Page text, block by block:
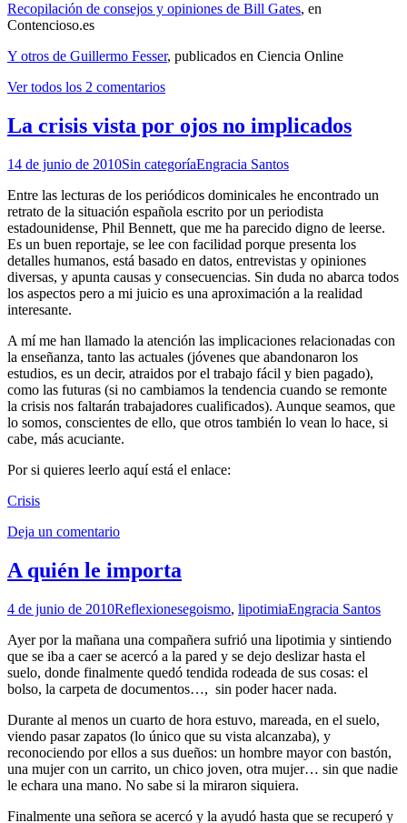
Recopilación de consejos y opiniones de Bill Gates, en
Contencioso.es
Y otros de Guillermo Fesser, publicados en Ciencia Online
Ver todos los 2 comentarios
La crisis vista por ojos no implicados
14 de junio de 2010Sin categoríaEngracia Santos
Entre las lecturas de los periódicos dominicales he encontrado un
retrato de la situación española escrito por un periodista
estadounidense, Phil Bennett, que me ha parecido digno de leerse.
Es un buen reportaje, se lee con facilidad porque presenta los
detalles humanos, está basado en datos, entrevistas y opiniones
diversas, y apunta causas y consecuencias. Sin duda no abarca todos
los aspectos pero a mi juicio es una aproximación a la realidad
interesante.
A mí me han llamado la atención las implicaciones relacionadas con
la enseñanza, tanto las actuales (jóvenes que abandonaron los
estudios, es un decir, atraidos por el trabajo fácil y bien pagado),
como las futuras (si no cambiamos la tendencia cuando se remonte
la crisis nos faltarán trabajadores cualificados). Aunque seamos, que
lo somos, conscientes de ello, que otros también lo vean lo hace, si
cabe, más acuciante.
Por si quieres leerlo aquí está el enlace:
Crisis
Deja un comentario
A quién le importa
4 de junio de 2010Reflexionesegoismo, lipotimiaEngracia Santos
Ayer por la mañana una compañera sufrió una lipotimia y sintiendo
que se iba a caer se acercó a la pared y se dejo deslizar hasta el
suelo, donde finalmente quedó tendida rodeada de sus cosas: el
bolso, la carpeta de documentos…, sin poder hacer nada.
Durante al menos un cuarto de hora estuvo, mareada, en el suelo,
viendo pasar zapatos (lo único que su vista alcanzaba), y
reconociendo por ellos a sus dueños: un hombre mayor con bastón,
una mujer con un carrito, un chico joven, otra mujer… sin que nadie
le echara una mano. No sabe si la miraron siquiera.
Finalmente una señora se acercó y la ayudó hasta que se recuperó y